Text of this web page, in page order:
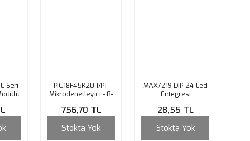
Seri
PIC18F45K20-I/PT
Mikrodenetleyici - 8-
756,70 TL
Stokta Yok
MAX7219 DIP-24 Led
Entegresi
28,55 TL
Stokta Yok